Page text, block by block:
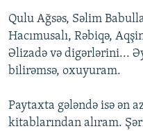
Qulu Ağsəs, Səlim
Hacımusalı, Rəbiqə,
Əlizadə və digərlərini...
bilirəmsə, oxuyuram.
Paytaxta gələndə isə ən
kitablarından alıram.